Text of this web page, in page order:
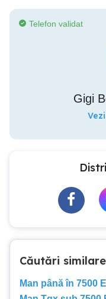
Telefon validat
Gigi
Căutări similare
Man până în 7500